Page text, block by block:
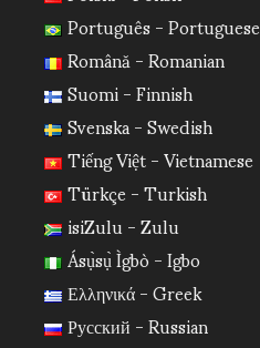
Português - Portuguese
Română - Romanian
Suomi - Finnish
Svenska - Swedish
Tiếng Việt - Vietnamese
Türkçe - Turkish
isiZulu - Zulu
Ásụ̀sụ̀ Ìgbò - Igbo
Ελληνικά - Greek
Русский - Russian